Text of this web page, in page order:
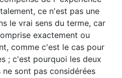
ce n'est pas une
le vrai sens du terme, car
exactement ou
comme c'est le cas pour
; c'est pourquoi les deux
sont pas considérées